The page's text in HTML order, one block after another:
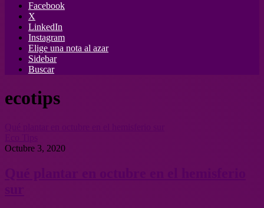
Facebook
X
LinkedIn
Instagram
Elige una nota al azar
Sidebar
Buscar
ecotips
Octubre 3, 2020